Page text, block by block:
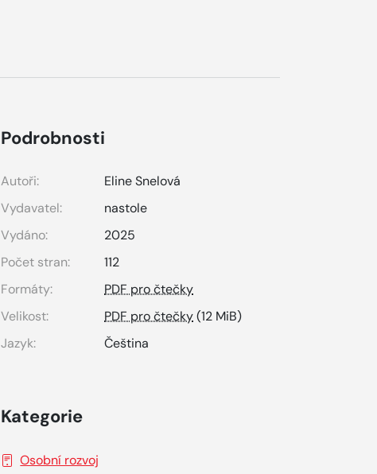
Podrobnosti
Autoři:
Eline Snelová
Vydavatel:
nastole
Vydáno:
2025
Počet stran:
112
Formáty:
PDF pro čtečky
Velikost:
PDF pro čtečky(12 MiB)
Jazyk:
Čeština
Kategorie
Osobní rozvoj